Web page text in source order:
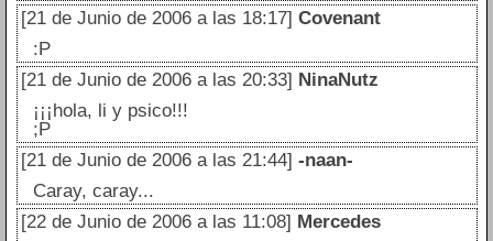
[21 de Junio de 2006 a las 18:17] Covenant
:P
[21 de Junio de 2006 a las 20:33] NinaNutz
¡¡¡hola, li y psico!!!
;P
[21 de Junio de 2006 a las 21:44] -naan-
Caray, caray...
[22 de Junio de 2006 a las 11:08] Mercedes